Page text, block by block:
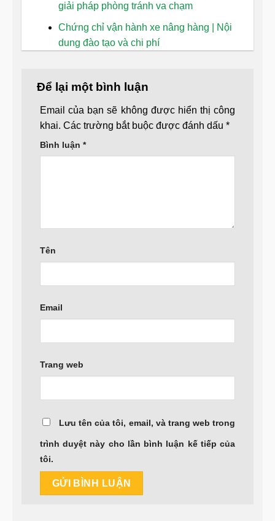
giải pháp phòng tránh va chạm
Chứng chỉ vận hành xe nâng hàng | Nội
dung đào tạo và chi phí
Để lại một bình luận
Email của bạn sẽ không được hiển thị công
khai. Các trường bắt buộc được đánh dấu *
Bình luận *
Tên
Email
Trang web
Lưu tên của tôi, email, và trang web trong
trình duyệt này cho lần bình luận kế tiếp của
tôi.